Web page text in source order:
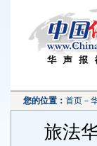
您的位置： 首页 －
旅法